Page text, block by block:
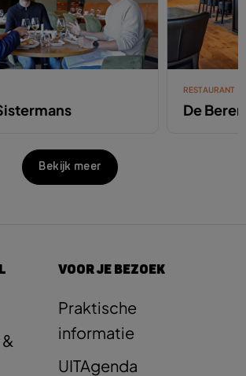
RESTAURANT
De
Bekijk meer
VOOR JE BEZOEK
Praktische
informatie
UITAgenda